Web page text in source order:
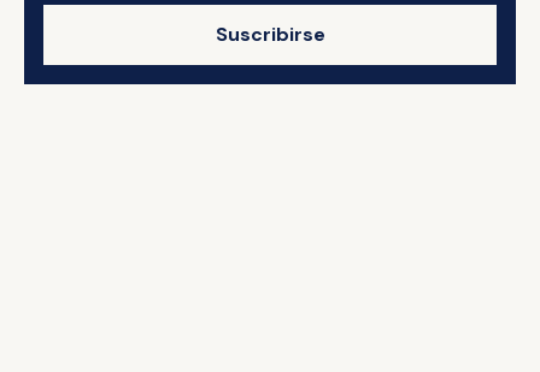
Suscribirse